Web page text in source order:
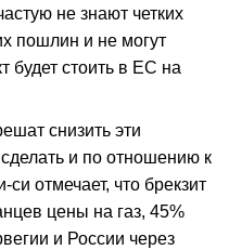
не знают четких
пошлин и не могут
будет стоить в ЕС на
снизить эти
и по отношению к
отмечает, что брекзит
цены на газ, 45%
и России через